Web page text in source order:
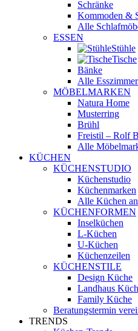
Schränke
Kommoden &
Alle
ESSEN
Stühle
Tische
Bänke
Alle
MÖBELMARKEN
Natura Home
Musterring
Brühl
Freistil – Rolf
Alle
KÜCHEN
KÜCHENSTUDIO
Küchenstudio
Küchenmarken
Alle Küchen
KÜCHENFORMEN
Inselküchen
L-Küchen
U-Küchen
Küchenzeilen
KÜCHENSTILE
Design Küche
Landhaus
Family Küche
Beratungstermin
TRENDS